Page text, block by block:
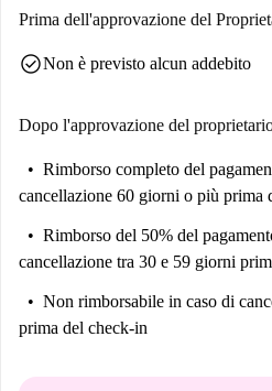
Prima dell'approvazione del
check_circleNon è previsto alcun addebito
Dopo l'approvazione del
Rimborso completo del
cancellazione 60 giorni o più prima
Rimborso del 50% del
cancellazione tra 30 e 59 giorni
Non rimborsabile in caso di
prima del check-in